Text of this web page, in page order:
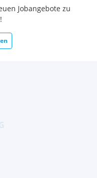
Jobangebote zu